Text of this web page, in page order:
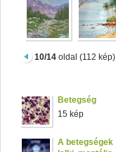
10/14oldal (112 kép)
Betegség
15 kép
A betegségek